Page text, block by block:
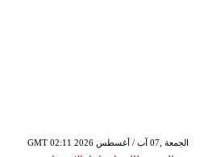
GMT 02:11 2026 الجمعة ,07 آب / أغسطس